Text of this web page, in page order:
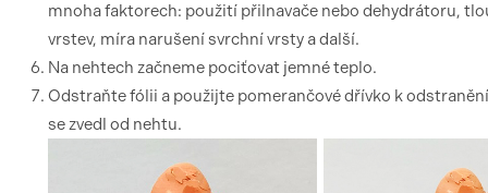
mnoha faktorech: použití přilnavače nebo dehydrátoru,
vrstev, míra narušení svrchní vrsty a další.
Na nehtech začneme pociťovat jemné teplo.
Odstraňte fólii a použijte pomerančové dřívko k
se zvedl od nehtu.